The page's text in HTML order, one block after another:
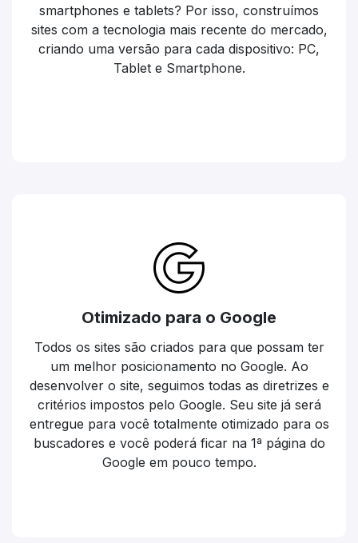
smartphones e tablets? Por isso, construímos
sites com a tecnologia mais recente do mercado,
criando uma versão para cada dispositivo: PC,
Tablet e Smartphone.
Otimizado para o Google
Todos os sites são criados para que possam ter
um melhor posicionamento no Google. Ao
desenvolver o site, seguimos todas as diretrizes e
critérios impostos pelo Google. Seu site já será
entregue para você totalmente otimizado para os
buscadores e você poderá ficar na 1ª página do
Google em pouco tempo.